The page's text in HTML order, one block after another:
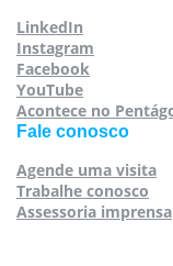
LinkedIn
Instagram
Facebook
YouTube
Acontece no
Fale conosco
Agende uma visita
Trabalhe conosco
Assessoria imprensa